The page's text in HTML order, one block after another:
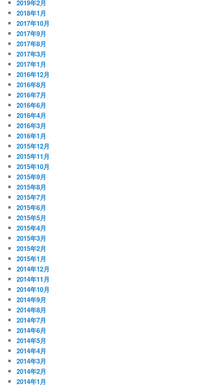
2019年2月
2018年1月
2017年10月
2017年9月
2017年8月
2017年3月
2017年1月
2016年12月
2016年8月
2016年7月
2016年6月
2016年4月
2016年3月
2016年1月
2015年12月
2015年11月
2015年10月
2015年9月
2015年8月
2015年7月
2015年6月
2015年5月
2015年4月
2015年3月
2015年2月
2015年1月
2014年12月
2014年11月
2014年10月
2014年9月
2014年8月
2014年7月
2014年6月
2014年5月
2014年4月
2014年3月
2014年2月
2014年1月